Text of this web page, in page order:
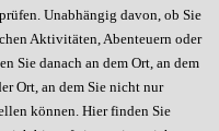
Unabhängig davon, ob Sie
Aktivitäten, Abenteuern oder
Sie danach an dem Ort, an dem
Ort, an dem Sie nicht nur
können. Hier finden Sie